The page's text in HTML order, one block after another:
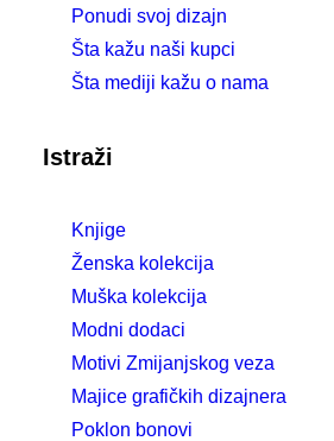
Ponudi svoj dizajn
Šta kažu naši kupci
Šta mediji kažu o nama
Istraži
Knjige
Ženska kolekcija
Muška kolekcija
Modni dodaci
Motivi Zmijanjskog veza
Majice grafičkih dizajnera
Poklon bonovi